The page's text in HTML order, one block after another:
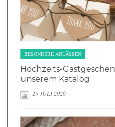
BESONDERE ANLÄSSEN
Hochzeits-
unserem Katalog
29 JULI 2026